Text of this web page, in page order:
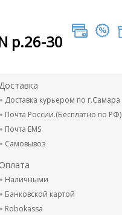
р.26-30
Доставка курьером по г.Самара
Почта России.(Бесплатно по РФ)
Почта EMS
Самовывоз
Оплата
Наличными
Банковской картой
Robokassa